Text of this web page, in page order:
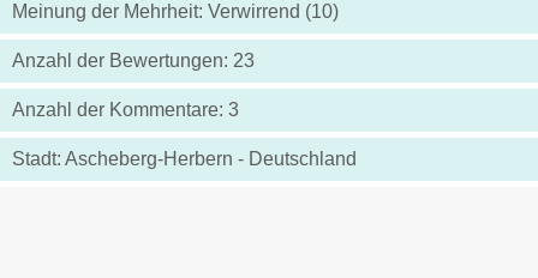
Meinung der Mehrheit: Verwirrend (10)
Anzahl der Bewertungen: 23
Anzahl der Kommentare: 3
Stadt: Ascheberg-Herbern - Deutschland